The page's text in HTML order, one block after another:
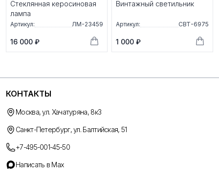
Стеклянная керосиновая
лампа
Артикул: ЛМ-23459
16 000 ₽
Винтажный светильник
Артикул: СВТ-6975
1 000 ₽
КОНТАКТЫ
Москва, ул. Хачатуряна, 8к3
Санкт-Петербург, ул. Балтийская, 51
+7-495-001-45-50
Написать в Max